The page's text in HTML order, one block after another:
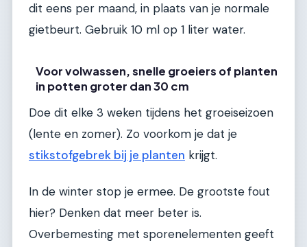
dit eens per maand, in plaats van je normale
gietbeurt. Gebruik 10 ml op 1 liter water.
Voor volwassen, snelle groeiers of planten
in potten groter dan 30 cm
Doe dit elke 3 weken tijdens het groeiseizoen
(lente en zomer). Zo voorkom je dat je
stikstofgebrek bij je planten krijgt.
In de winter stop je ermee. De grootste fout
hier? Denken dat meer beter is.
Overbemesting met sporenelementen geeft